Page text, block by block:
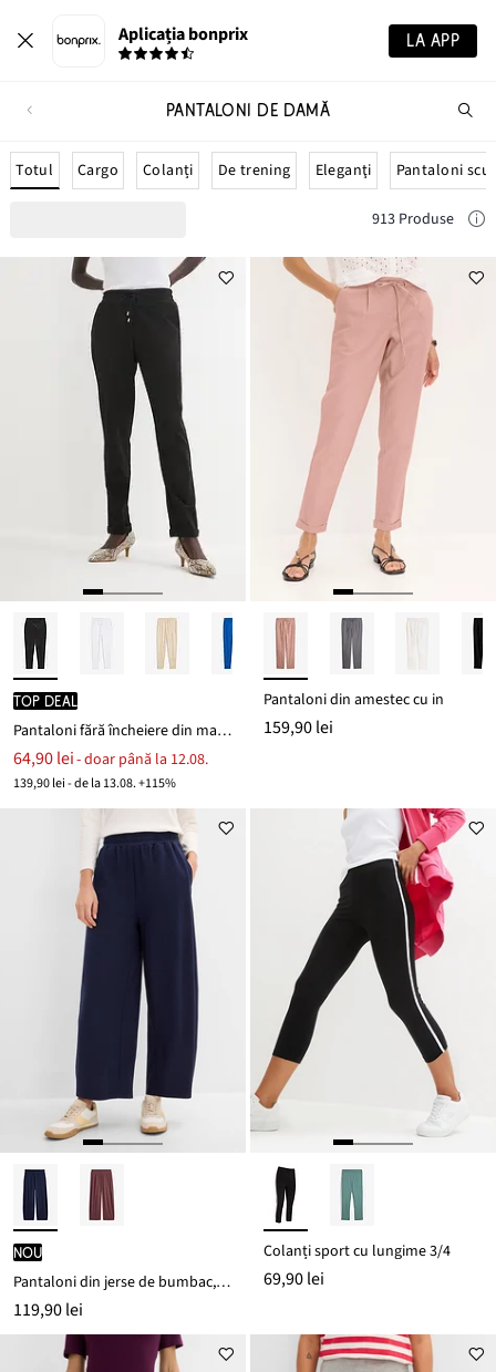
Aplicația bonprix LA APP
PANTALONI DE DAMĂ
Totul Cargo Colanți De trening Eleganţi Pantaloni
913 Produse
TOP DEAL
Pantaloni fără încheiere din material confortabil Punto di Roma
64,90 lei- doar până la 12.08.
139,90 lei - de la 13.08. +115%
Pantaloni din amestec cu in
159,90 lei
nou
Pantaloni din jerse de bumbac, interlock
119,90 lei
Colanți sport cu lungime 3/4
69,90 lei